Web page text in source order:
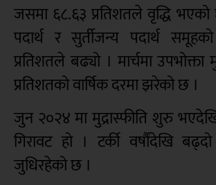
जसमा ६८.६३ प्रतिशतले वृद्धि
पदार्थ र सुर्तीजन्य पदार्थ
प्रतिशतले बढ्यो । मार्चमा उपभोक्ता
प्रतिशतको वार्षिक दरमा झरेको छ ।
जुन २०२४ मा मुद्रास्फीति शुरु
गिरावट हो । टर्की वर्षौंदेखि
जुधिरहेको छ ।